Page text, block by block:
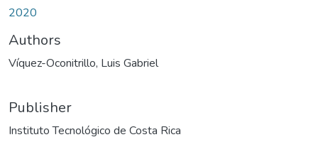
2020
Authors
Víquez-Oconitrillo, Luis Gabriel
Publisher
Instituto Tecnológico de Costa Rica